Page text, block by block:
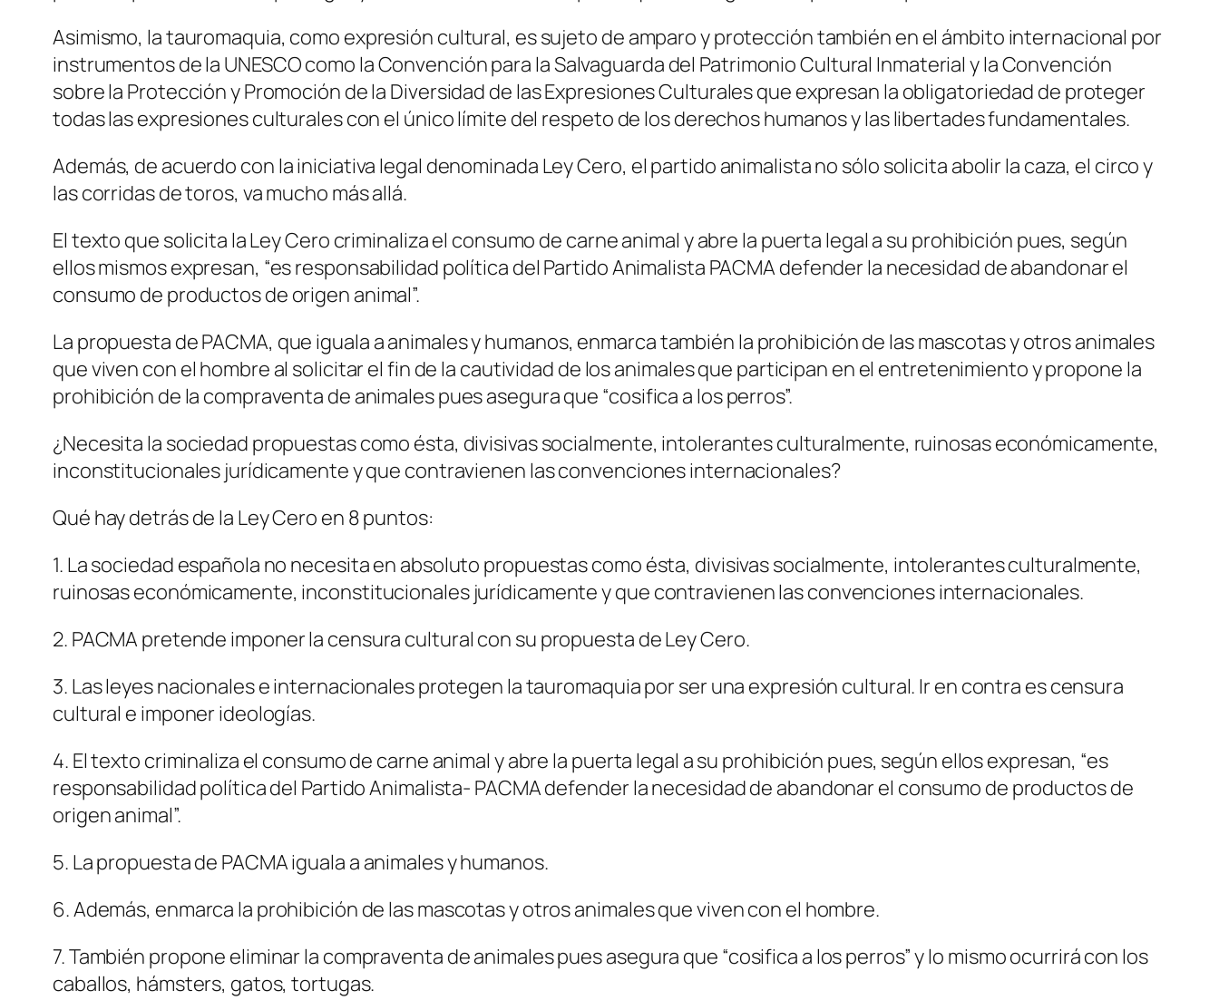
Asimismo, la tauromaquia, como expresión cultural, es sujeto de amparo y protección también en el ámbito internacional por
instrumentos de la UNESCO como la Convención para la Salvaguarda del Patrimonio Cultural Inmaterial y la Convención
sobre la Protección y Promoción de la Diversidad de las Expresiones Culturales que expresan la obligatoriedad de proteger
todas las expresiones culturales con el único límite del respeto de los derechos humanos y las libertades fundamentales.
Además, de acuerdo con la iniciativa legal denominada Ley Cero, el partido animalista no sólo solicita abolir la caza, el circo y
las corridas de toros, va mucho más allá.
El texto que solicita la Ley Cero criminaliza el consumo de carne animal y abre la puerta legal a su prohibición pues, según
ellos mismos expresan, “es responsabilidad política del Partido Animalista PACMA defender la necesidad de abandonar el
consumo de productos de origen animal”.
La propuesta de PACMA, que iguala a animales y humanos, enmarca también la prohibición de las mascotas y otros animales
que viven con el hombre al solicitar el fin de la cautividad de los animales que participan en el entretenimiento y propone la
prohibición de la compraventa de animales pues asegura que “cosifica a los perros”.
¿Necesita la sociedad propuestas como ésta, divisivas socialmente, intolerantes culturalmente, ruinosas económicamente,
inconstitucionales jurídicamente y que contravienen las convenciones internacionales?
Qué hay detrás de la Ley Cero en 8 puntos:
1. La sociedad española no necesita en absoluto propuestas como ésta, divisivas socialmente, intolerantes culturalmente,
ruinosas económicamente, inconstitucionales jurídicamente y que contravienen las convenciones internacionales.
2. PACMA pretende imponer la censura cultural con su propuesta de Ley Cero.
3. Las leyes nacionales e internacionales protegen la tauromaquia por ser una expresión cultural. Ir en contra es censura
cultural e imponer ideologías.
4. El texto criminaliza el consumo de carne animal y abre la puerta legal a su prohibición pues, según ellos expresan, “es
responsabilidad política del Partido Animalista- PACMA defender la necesidad de abandonar el consumo de productos de
origen animal”.
5. La propuesta de PACMA iguala a animales y humanos.
6. Además, enmarca la prohibición de las mascotas y otros animales que viven con el hombre.
7. También propone eliminar la compraventa de animales pues asegura que “cosifica a los perros” y lo mismo ocurrirá con los
caballos, hámsters, gatos, tortugas.